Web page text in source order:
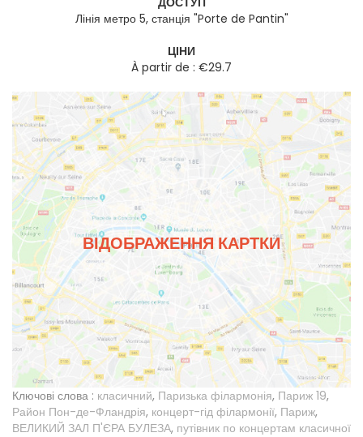
Лінія метро 5, станція "Porte de Pantin"
ЦІНИ
À partir de : €29.7
ВІДОБРАЖЕННЯ КАРТКИ
Ключові слова : класичний, Паризька філармонія, Париж 19,
Район Пон-де-Фландрія, концерт-гід філармонії, Париж,
ВЕЛИКИЙ ЗАЛ П'ЄРА БУЛЕЗА, путівник по концертам класичної